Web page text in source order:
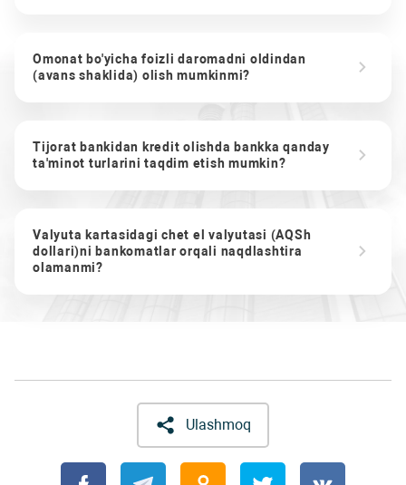
Omonat bo'yicha foizli daromadni oldindan
(avans shaklida) olish mumkinmi?
Tijorat bankidan kredit olishda bankka qanday
ta'minot turlarini taqdim etish mumkin?
Valyuta kartasidagi chet el valyutasi (AQSh
dollari)ni bankomatlar orqali naqdlashtira
olamanmi?
Ulashmoq